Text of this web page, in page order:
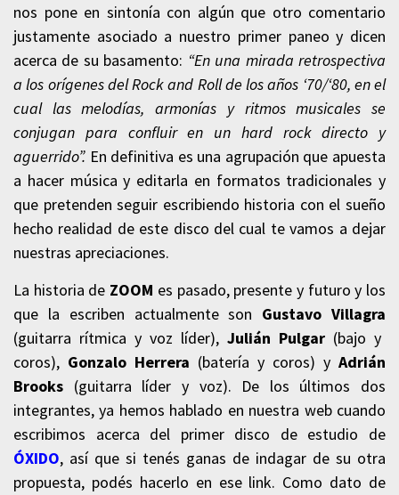
nos pone en sintonía con algún que otro comentario
justamente asociado a nuestro primer paneo y dicen
acerca de su basamento: “En una mirada retrospectiva
a los orígenes del Rock and Roll de los años ‘70/‘80, en el
cual las melodías, armonías y ritmos musicales se
conjugan para confluir en un hard rock directo y
aguerrido”. En definitiva es una agrupación que apuesta
a hacer música y editarla en formatos tradicionales y
que pretenden seguir escribiendo historia con el sueño
hecho realidad de este disco del cual te vamos a dejar
nuestras apreciaciones.
La historia de ZOOM es pasado, presente y futuro y los
que la escriben actualmente son Gustavo Villagra
(guitarra rítmica y voz líder), Julián Pulgar (bajo y
coros), Gonzalo Herrera (batería y coros) y Adrián
Brooks (guitarra líder y voz). De los últimos dos
integrantes, ya hemos hablado en nuestra web cuando
escribimos acerca del primer disco de estudio de
ÓXIDO, así que si tenés ganas de indagar de su otra
propuesta, podés hacerlo en ese link. Como dato de